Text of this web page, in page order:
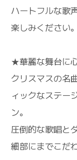
ハートフルな歌
楽しみください。
★華麗な舞台に
クリスマスの名
ィックなステー
ン。
圧倒的な歌唱と
細部にまでこだ